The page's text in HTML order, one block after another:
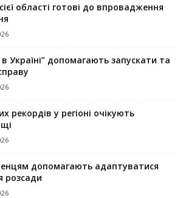
області готові до впровадження
Україні” допомагають запускaти та
рекордів у регіоні очікують
допомагають адаптуватися
розсади